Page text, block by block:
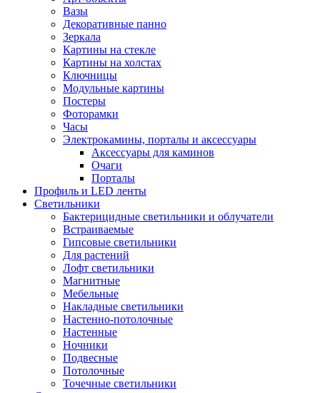
Вазы
Декоративные панно
Зеркала
Картины на стекле
Картины на холстах
Ключницы
Модульные картины
Постеры
Фоторамки
Часы
Электрокамины, порталы и аксессуары
Аксессуары для каминов
Очаги
Порталы
Профиль и LED ленты
Светильники
Бактерицидные светильники и облучатели
Встраиваемые
Гипсовые светильники
Для растений
Лофт светильники
Магнитные
Мебельные
Накладные светильники
Настенно-потолочные
Настенные
Ночники
Подвесные
Потолочные
Точечные светильники